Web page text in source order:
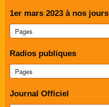
1er mars 2023 à nos jours
Radios publiques
Journal Officiel